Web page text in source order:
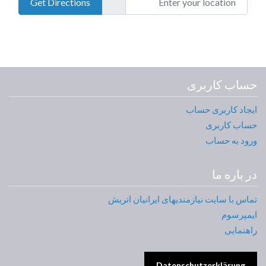
Get Directions
حساب کاربری
ایجاد کاربری حساب
حساب کاربری
ورود به حساب
در باره ما
تماس با سایت نیازمندیهای ایرانیان اتریش
ایمپرسوم
راهنمایی